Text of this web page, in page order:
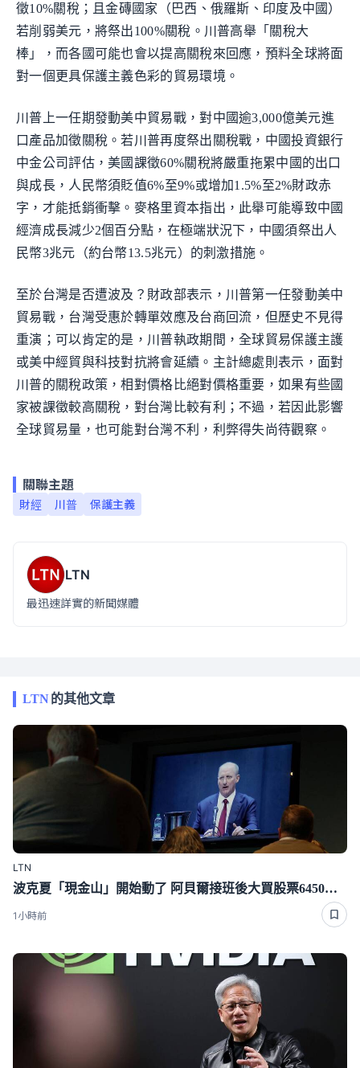
徵10%關稅；且金磚國家（巴西、俄羅斯、印度及中國）
若削弱美元，將祭出100%關稅。川普高舉「關稅大
棒」，而各國可能也會以提高關稅來回應，預料全球將面
對一個更具保護主義色彩的貿易環境。
川普上一任期發動美中貿易戰，對中國逾3,000億美元進
口產品加徵關稅。若川普再度祭出關稅戰，中國投資銀行
中金公司評估，美國課徵60%關稅將嚴重拖累中國的出口
與成長，人民幣須貶值6%至9%或增加1.5%至2%財政赤
字，才能抵銷衝擊。麥格里資本指出，此舉可能導致中國
經濟成長減少2個百分點，在極端狀況下，中國須祭出人
民幣3兆元（約台幣13.5兆元）的刺激措施。
至於台灣是否遭波及？財政部表示，川普第一任發動美中
貿易戰，台灣受惠於轉單效應及台商回流，但歷史不見得
重演；可以肯定的是，川普執政期間，全球貿易保護主護
或美中經貿與科技對抗將會延續。主計總處則表示，面對
川普的關稅政策，相對價格比絕對價格重要，如果有些國
家被課徵較高關稅，對台灣比較有利；不過，若因此影響
全球貿易量，也可能對台灣不利，利弊得失尚待觀察。
關聯主題
財經 川普 保護主義
LTN
最迅速詳實的新聞媒體
LTN的其他文章
LTN
波克夏「現金山」開始動了 阿貝爾接班後大買股票6450億元
1小時前